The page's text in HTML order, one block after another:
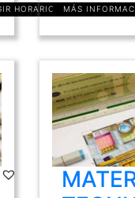
HORARIO MÁS